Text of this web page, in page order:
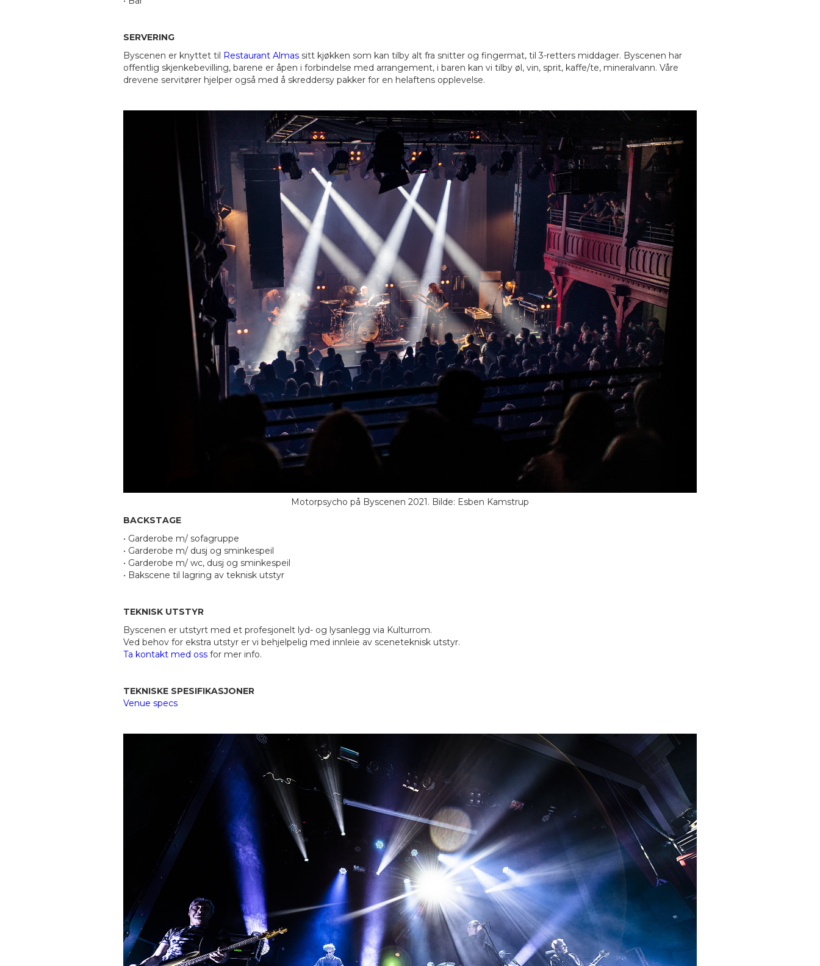
SERVERING
Byscenen er knyttet til Restaurant Almas sitt kjøkken som kan tilby alt fra snitter og fingermat, til 3-retters middager. Byscenen har
offentlig skjenkebevilling, barene er åpen i forbindelse med arrangement, i baren kan vi tilby øl, vin, sprit, kaffe/te, mineralvann. Våre
drevene servitører hjelper også med å skreddersy pakker for en helaftens opplevelse.
Motorpsycho på Byscenen 2021. Bilde: Esben Kamstrup
BACKSTAGE
• Garderobe m/ sofagruppe
• Garderobe m/ dusj og sminkespeil
• Garderobe m/ wc, dusj og sminkespeil
• Bakscene til lagring av teknisk utstyr
TEKNISK UTSTYR
Byscenen er utstyrt med et profesjonelt lyd- og lysanlegg via Kulturrom.
Ved behov for ekstra utstyr er vi behjelpelig med innleie av sceneteknisk utstyr.
Ta kontakt med oss for mer info.
TEKNISKE SPESIFIKASJONER
Venue specs